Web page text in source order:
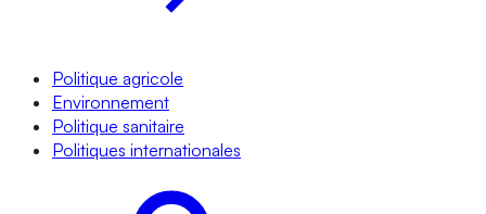
Politique agricole
Environnement
Politique sanitaire
Politiques internationales